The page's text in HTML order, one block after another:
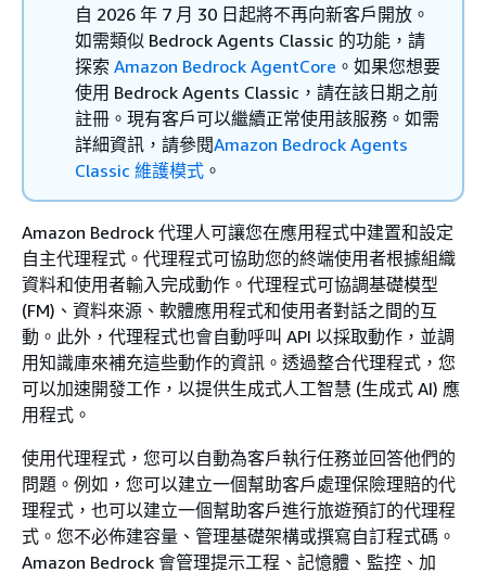
自 2026 年 7 月 30 日起將不再向新客戶開放。
如需類似 Bedrock Agents Classic 的功能，請
探索 Amazon Bedrock AgentCore 。如果您想要
使用 Bedrock Agents Classic，請在該日期之前
註冊。現有客戶可以繼續正常使用該服務。如需
詳細資訊，請參閱Amazon Bedrock Agents
Classic 維護模式 。
Amazon Bedrock 代理人可讓您在應用程式中建置和設定
自主代理程式。代理程式可協助您的終端使用者根據組織
資料和使用者輸入完成動作。代理程式可協調基礎模型
(FM)、資料來源、軟體應用程式和使用者對話之間的互
動。此外，代理程式也會自動呼叫 API 以採取動作，並調
用知識庫來補充這些動作的資訊。透過整合代理程式，您
可以加速開發工作，以提供生成式人工智慧 (生成式 AI) 應
用程式。
使用代理程式，您可以自動為客戶執行任務並回答他們的
問題。例如，您可以建立一個幫助客戶處理保險理賠的代
理程式，也可以建立一個幫助客戶進行旅遊預訂的代理程
式。您不必佈建容量、管理基礎架構或撰寫自訂程式碼。
Amazon Bedrock 會管理提示工程、記憶體、監控、加